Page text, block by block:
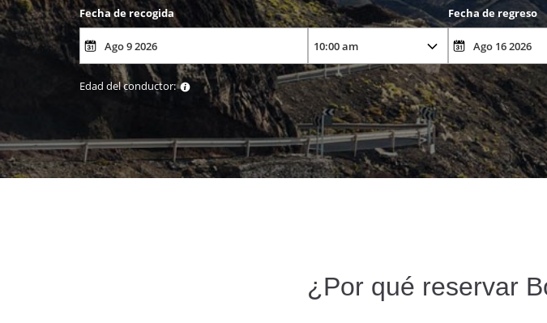
Fecha de recogida
Fecha de regreso
Edad del conductor:
¿Por qué reservar